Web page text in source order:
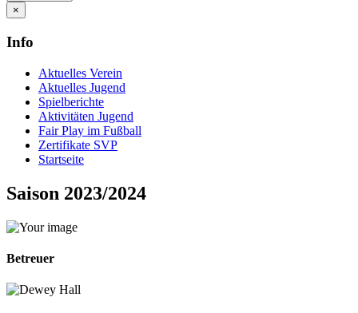
×
Info
Aktuelles Verein
Aktuelles Jugend
Spielberichte
Aktivitäten Jugend
Fair Play im Fußball
Zertifikate SVP
Startseite
Saison 2023/2024
Betreuer